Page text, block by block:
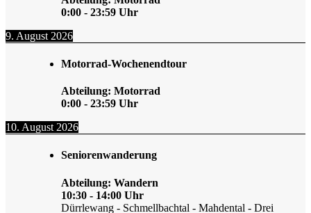
0:00 - 23:59 Uhr
9. August 2026
Motorrad-Wochenendtour
Abteilung: Motorrad
0:00 - 23:59 Uhr
10. August 2026
Seniorenwanderung
Abteilung: Wandern
10:30 - 14:00 Uhr
Dürrlewang - Schmellbachtal - Mahdental - Drei